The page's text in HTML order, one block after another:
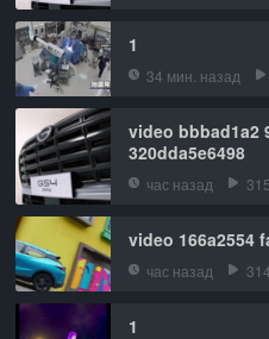
1
34 мин. назад
video bbbad1a2
320dda5e6498
час назад
video 166a2554
час назад
1